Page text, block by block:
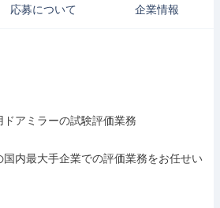
応募について 企業情報
ドアミラーの試験評価業務
国内最大手企業での評価業務をお任せい